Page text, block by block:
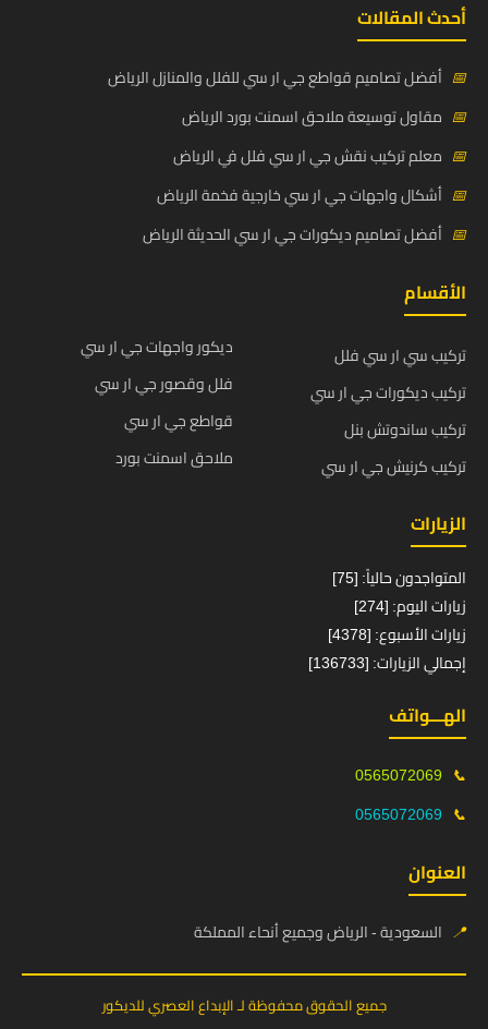
أحدث المقالات
📅 أفضل تصاميم قواطع جي ار سي للفلل والمنازل الرياض
📅 مقاول توسيعة ملاحق اسمنت بورد الرياض
📅 معلم تركيب نقش جي ار سي فلل في الرياض
📅 أشكال واجهات جي ار سي خارجية فخمة الرياض
📅 أفضل تصاميم ديكورات جي ار سي الحديثة الرياض
الأقسام
تركيب سي ار سي فلل
تركيب ديكورات جي ار سي
تركيب ساندوتش بنل
تركيب كرنيش جي ار سي
ديكور واجهات جي ار سي
فلل وقصور جي ار سي
قواطع جي ار سي
ملاحق اسمنت بورد
الزيارات
المتواجدون حالياً: [75]
زيارات اليوم: [274]
زيارات الأسبوع: [4378]
إجمالي الزيارات: [136733]
الهـــواتف
📞
0565072069
📞
0565072069
العنوان
📍 السعودية - الرياض وجميع أنحاء المملكة
جميع الحقوق محفوظة لـ الإبداع العصري للديكور